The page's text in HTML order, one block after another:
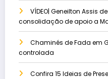
VÍDEO| Geneilton Assis
consolidação de apoio a
Chaminés de Fada em
controlada
Confira 15 Ideias de